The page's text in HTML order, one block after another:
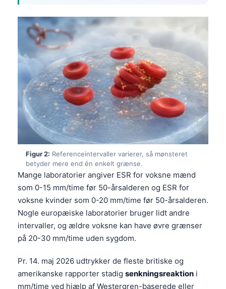
Figur 2: Referenceintervaller varierer, så mønsteret
betyder mere end én enkelt grænse.
Mange laboratorier angiver ESR for voksne mænd
som 0-15 mm/time før 50-årsalderen og ESR for
voksne kvinder som 0-20 mm/time før 50-årsalderen.
Nogle europæiske laboratorier bruger lidt andre
intervaller, og ældre voksne kan have øvre grænser
på 20-30 mm/time uden sygdom.
Pr. 14. maj 2026 udtrykker de fleste britiske og
amerikanske rapporter stadig senkningsreaktion i
mm/time ved hjælp af Westergren-baserede eller